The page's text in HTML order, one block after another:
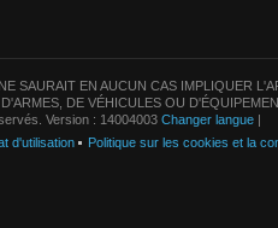
SAURAIT EN AUCUN CAS IMPLIQUER
DE VÉHICULES OU
Version : 14004003 Changer langue |
d'utilisation
Politique sur les cookies et la